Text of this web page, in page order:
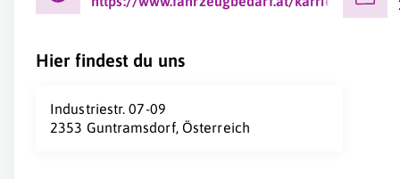
Hier findest du uns
Industriestr. 07-09
2353 Guntramsdorf, Österreich